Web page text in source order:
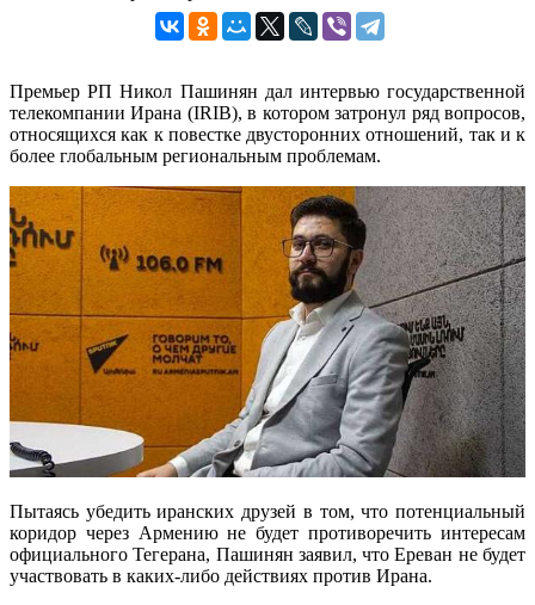
Премьер РП Никол Пашинян дал интервью государственной
телекомпании Ирана (IRIB), в котором затронул ряд вопросов,
относящихся как к повестке двусторонних отношений, так и к
более глобальным региональным проблемам.
Пытаясь убедить иранских друзей в том, что потенциальный
коридор через Армению не будет противоречить интересам
официального Тегерана, Пашинян заявил, что Ереван не будет
участвовать в каких-либо действиях против Ирана.